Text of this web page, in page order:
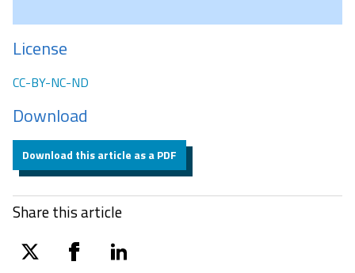
License
CC-BY-NC-ND
Download
Download this article as a PDF
Share this article
twitter facebooklinkedin